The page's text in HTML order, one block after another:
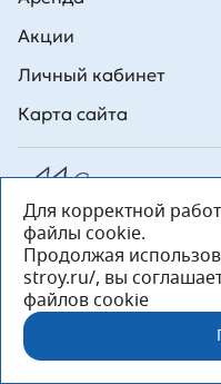
Акции
Личный кабинет
Карта сайта
Все права на публикуемые
ООО Л1 Строительная
представленная на данном
информационный характер и
публичной офертой,
«ООО «Л1 Строительная
Орджоникидзе, д. 52, литер А,
ОГРН 1027804853559»
Для корректной
файлы cookie.
Продолжая
stroy.ru/, вы
файлов cookie